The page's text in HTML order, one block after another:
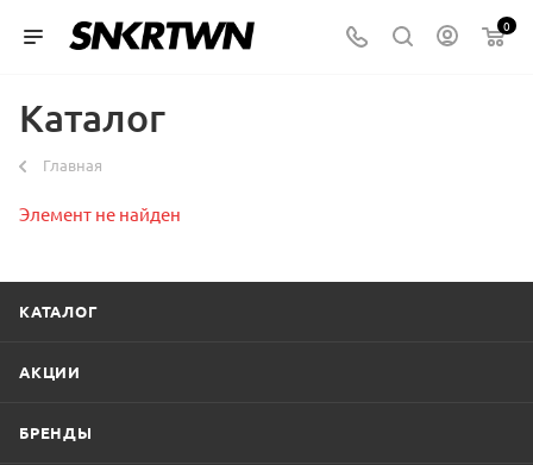
0
Каталог
Главная
Элемент не найден
КАТАЛОГ
АКЦИИ
БРЕНДЫ